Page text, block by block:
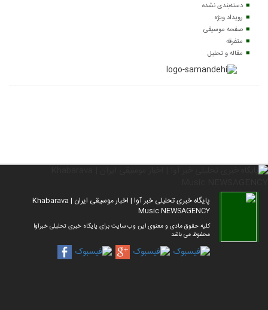
دسته‌بندی نشده
رویداد ویژه
صفحه موسیقی
متفرقه
مقاله و تحلیل
پایگاه خبری تحلیلی خبر آوا | اخبار موسیقی ایران | Khabarava
Music NEWSAGENCY
کلیه حقوق مادی و معنوی این وب سایت برای پایگاه خبری تحلیلی خبرآوا
محفوظ می باشد